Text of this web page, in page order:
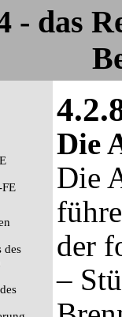
- das
des
Die
Die
der
–